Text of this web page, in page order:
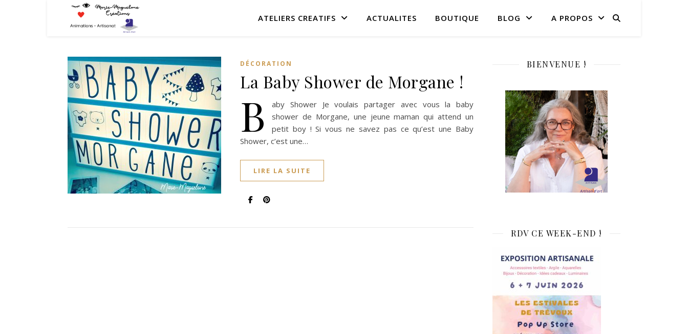
ATELIERS CREATIFS ACTUALITES BOUTIQUE BLOG A PROPOS
DÉCORATION
La Baby Shower de Morgane !
B
aby Shower Je voulais partager avec vous la baby
shower de Morgane, une jeune maman qui attend un
petit boy ! Si vous ne savez pas ce qu’est une Baby
Shower, c’est une…
LIRE LA SUITE
BIENVENUE !
RDV CE WEEK-END !